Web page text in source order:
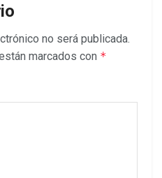
no será publicada.
marcados con *